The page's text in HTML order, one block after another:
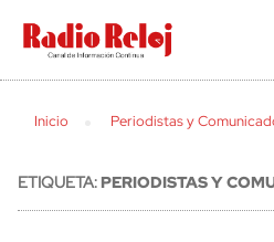
cerrar
Inicio Periodistas y
ETIQUETA:PERIODISTAS Y